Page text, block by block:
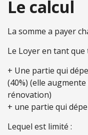
Le calcul
La somme a payer
Le Loyer en tant que
+ Une partie qui
(40%) (elle
rénovation)
+ une partie qui
Lequel est limité :